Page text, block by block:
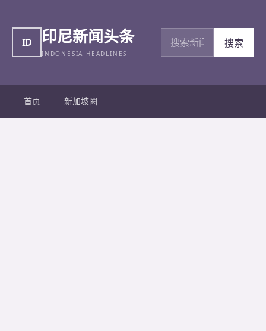
ID 印尼新闻头条
INDONESIA HEADLINES
搜索新闻
搜索
首页 新加坡圈